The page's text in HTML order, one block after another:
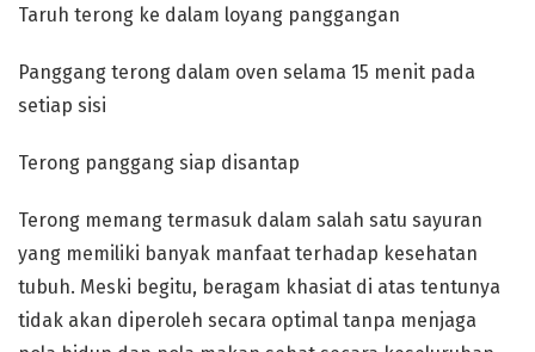
Taruh terong ke dalam loyang panggangan
Panggang terong dalam oven selama 15 menit pada
setiap sisi
Terong panggang siap disantap
Terong memang termasuk dalam salah satu sayuran
yang memiliki banyak manfaat terhadap kesehatan
tubuh. Meski begitu, beragam khasiat di atas tentunya
tidak akan diperoleh secara optimal tanpa menjaga